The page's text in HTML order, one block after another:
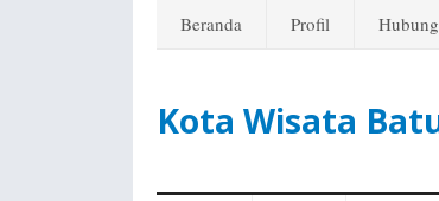
Beranda Profil
Kota Wisata